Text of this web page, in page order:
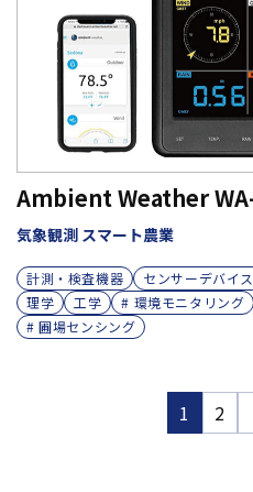
Ambient Weather
気象観測 スマート農業
計測・検査機器 センサーデバイス
理学
工学 # 環境モニタリング
# 圃場センシング
1 2